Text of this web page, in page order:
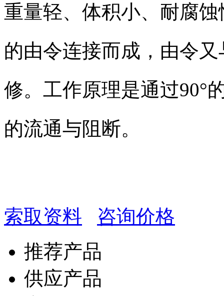
重量轻、体积小、耐腐
的由令连接而成，由令
修。工作原理是通过90°
的流通与阻断。
索取资料
咨询价格
推荐产品
供应产品